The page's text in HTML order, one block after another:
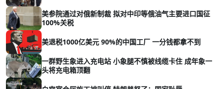
美参院通过对俄新制裁 拟对中印等俄油气主要进口国征
100%关税
美退税1000亿美元 90%的中国工厂 一分钱都拿不到
一群野生象进入充电站 小象腿不慎被线缆卡住 成年象一
头将充电箱顶翻